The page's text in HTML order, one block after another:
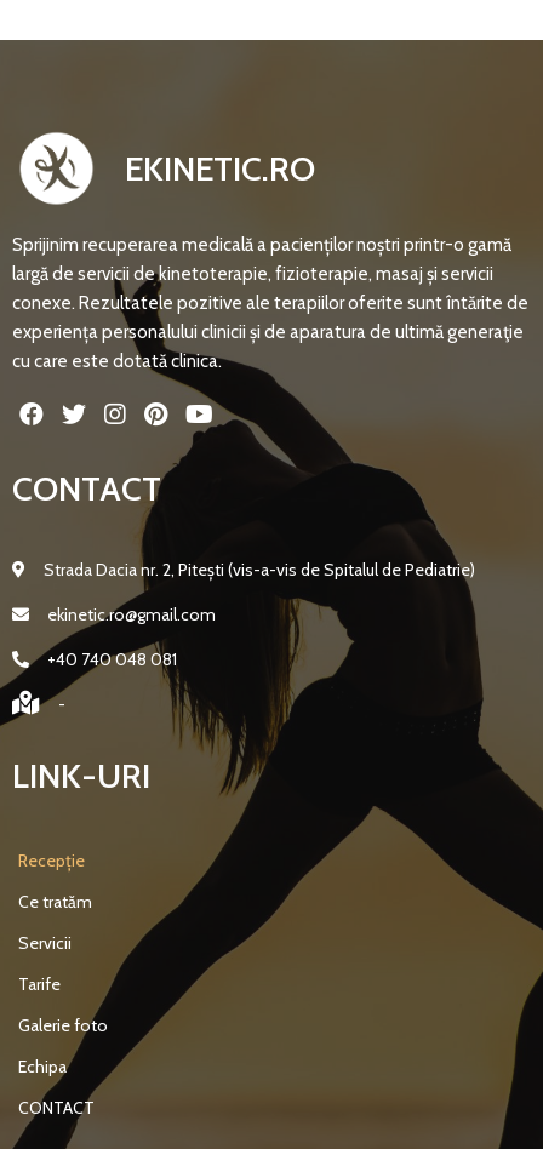
EKINETIC.RO
Sprijinim recuperarea medicală a pacienților noștri printr-o gamă
largă de servicii de kinetoterapie, fizioterapie, masaj și servicii
conexe. Rezultatele pozitive ale terapiilor oferite sunt întărite de
experiența personalului clinicii și de aparatura de ultimă generaţie
cu care este dotată clinica.
CONTACT
Strada Dacia nr. 2, Pitești (vis-a-vis de Spitalul de Pediatrie)
ekinetic.ro@gmail.com
+40 740 048 081
-
LINK-URI
Recepție
Ce tratăm
Servicii
Tarife
Galerie foto
Echipa
CONTACT